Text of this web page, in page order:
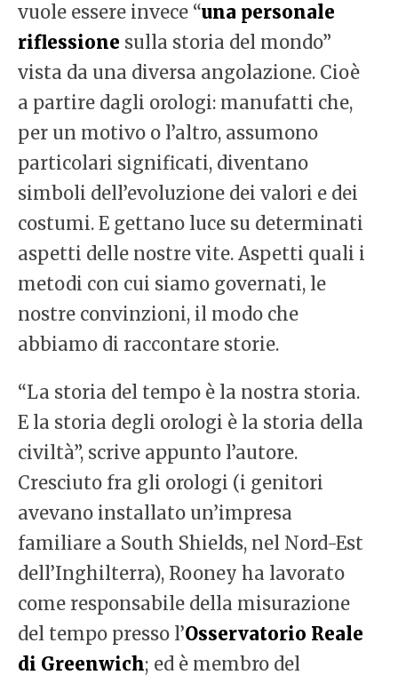
vuole essere invece “una personale
riflessione sulla storia del mondo”
vista da una diversa angolazione. Cioè
a partire dagli orologi: manufatti che,
per un motivo o l’altro, assumono
particolari significati, diventano
simboli dell’evoluzione dei valori e dei
costumi. E gettano luce su determinati
aspetti delle nostre vite. Aspetti quali i
metodi con cui siamo governati, le
nostre convinzioni, il modo che
abbiamo di raccontare storie.
“La storia del tempo è la nostra storia.
E la storia degli orologi è la storia della
civiltà”, scrive appunto l’autore.
Cresciuto fra gli orologi (i genitori
avevano installato un’impresa
familiare a South Shields, nel Nord-Est
dell’Inghilterra), Rooney ha lavorato
come responsabile della misurazione
del tempo presso l’Osservatorio Reale
di Greenwich; ed è membro del